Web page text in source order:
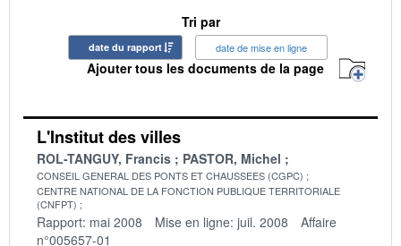
Tri par
date du rapport date de mise en ligne
Ajouter tous les documents de la page
L'Institut des villes
ROL-TANGUY, Francis PASTOR, Michel
CONSEIL GENERAL DES PONTS ET CHAUSSEES (CGPC)
CENTRE NATIONAL DE LA FONCTION PUBLIQUE TERRITORIALE
(CNFPT)
Rapport: mai 2008 Mise en ligne: juil. 2008
Affaire
n°005657-01